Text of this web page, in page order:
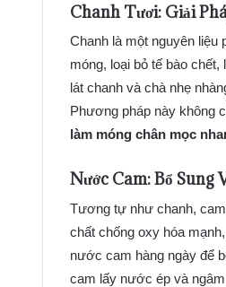
Chanh Tươi: Giải
Chanh là một nguyên liệu
móng, loại bỏ tế bào
lát chanh và chà nhẹ
Phương pháp này không
làm móng chân mọc
Nước Cam: Bổ Sung
Tương tự như chanh,
chất chống oxy hóa
nước cam hàng ngày để
cam lấy nước ép và